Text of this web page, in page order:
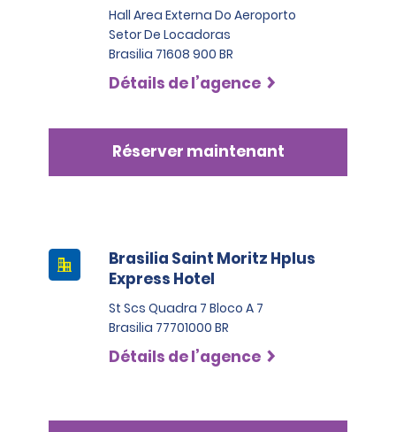
Hall Area Externa Do Aeroporto
Setor De Locadoras
Brasilia 71608 900 BR
Détails de l’agence
Réserver maintenant
Brasilia Saint Moritz Hplus
Express Hotel
St Scs Quadra 7 Bloco A 7
Brasilia 77701000 BR
Détails de l’agence